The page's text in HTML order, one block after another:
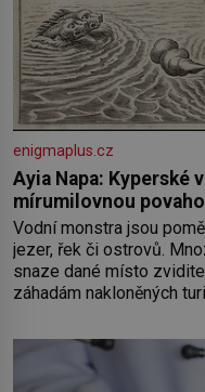
enigmaplus.cz
Ayia Napa: Kyperské
mírumilovnou
Vodní monstra jsou
jezer, řek či ostrovů.
snaze dané místo
záhadám nakloněných turi